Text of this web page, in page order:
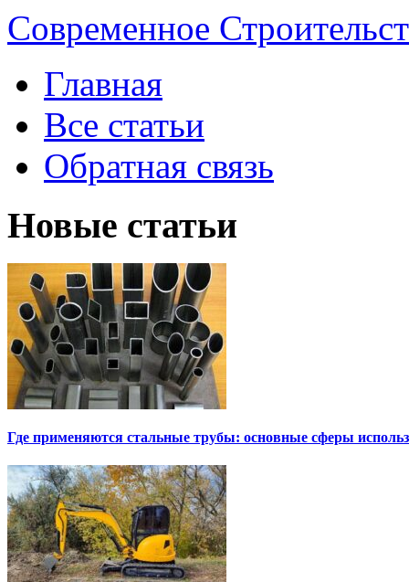
Современное
Главная
Все статьи
Обратная связь
Новые статьи
Где применяются стальные трубы: основные сферы